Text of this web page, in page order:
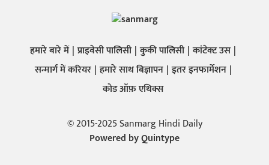
हमारे बारे में प्राइवेसी पालिसी कुकी पालिसी कांटेक्ट उस
सन्मार्ग में करियर हमारे साथ बिज्ञापन इतर इनफार्मेशन
कोड ऑफ़ एथिक्स
© 2015-2025 Sanmarg Hindi Daily
Powered byQuintype